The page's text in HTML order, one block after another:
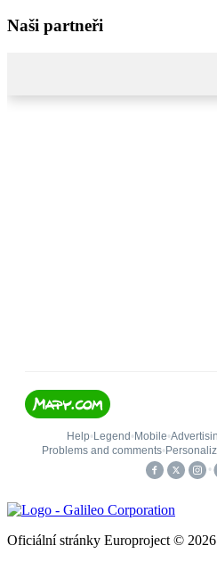
Naši partneři
Oficiální stránky Europroject © 2026